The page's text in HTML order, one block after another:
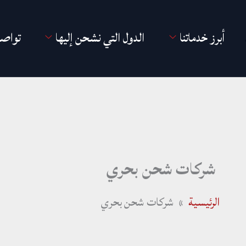
أبرز خدماتنا الدول التي نشحن إليها
شركات شحن بحري
الرئيسية شركات شحن بحري